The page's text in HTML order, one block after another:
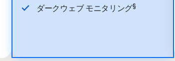
ダークウェブ モニタリング§